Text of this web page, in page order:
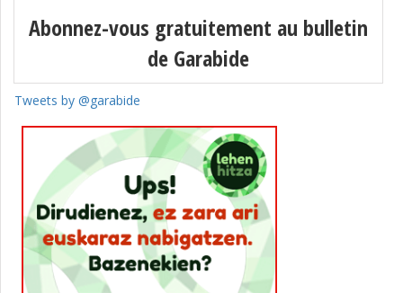
Abonnez-vous gratuitement au bulletin
de Garabide
Tweets by @garabide